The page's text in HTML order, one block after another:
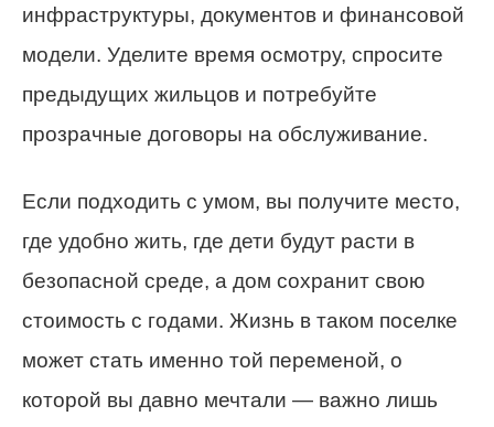
инфраструктуры, документов и финансовой
модели. Уделите время осмотру, спросите
предыдущих жильцов и потребуйте
прозрачные договоры на обслуживание.
Если подходить с умом, вы получите место,
где удобно жить, где дети будут расти в
безопасной среде, а дом сохранит свою
стоимость с годами. Жизнь в таком поселке
может стать именно той переменой, о
которой вы давно мечтали — важно лишь